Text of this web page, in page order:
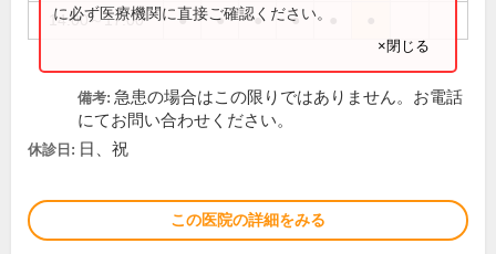
14:00～17:00 ● ● ● ●
に必ず医療機関に直接ご確認ください。
×閉じる
備考: 急患の場合はこの限りではありません。お電話
にてお問い合わせください。
休診日: 日、祝
この医院の詳細をみる